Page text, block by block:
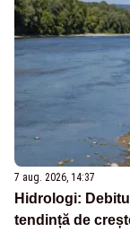
7 aug. 2026, 14:37
Hidrologi:
tendință de